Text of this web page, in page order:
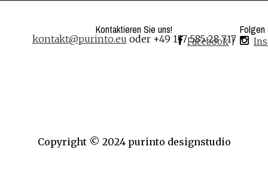
Kontaktieren Sie uns!
kontakt@purinto.eu oder +49 157 585 28 717
Folgen
Facebook|
Copyright © 2024 purinto designstudio